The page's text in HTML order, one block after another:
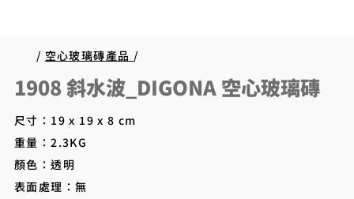
/ 空心玻璃磚產品 /
1908 斜水波_DIGONA 空心玻璃磚
尺寸：19 x 19 x 8 cm
重量：2.3KG
顏色：透明
表面處理：無